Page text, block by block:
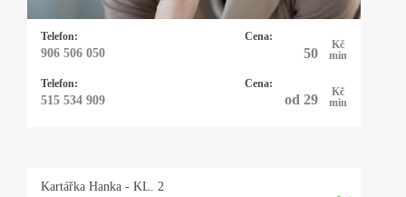
Telefon:
906 506 050
Cena:
50
Kč
min
Telefon:
515 534 909
Cena:
od 29
Kč
min
Kartářka Hanka - KL. 2